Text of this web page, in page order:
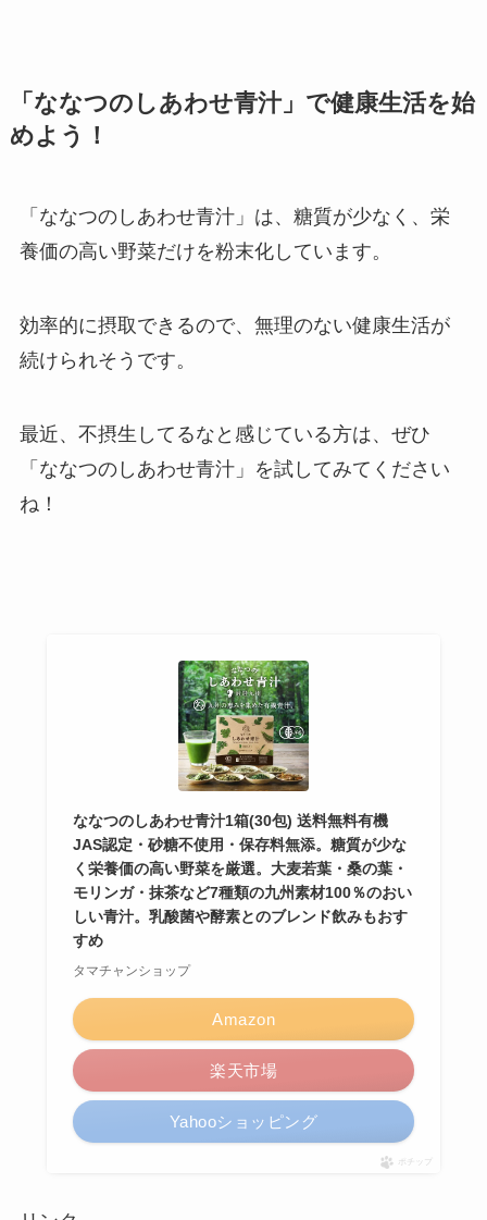
「ななつのしあわせ青汁」で健康生活を始
めよう！
「ななつのしあわせ青汁」は、糖質が少なく、栄
養価の高い野菜だけを粉末化しています。
効率的に摂取できるので、無理のない健康生活が
続けられそうです。
最近、不摂生してるなと感じている方は、ぜひ
「ななつのしあわせ青汁」を試してみてください
ね！
ななつのしあわせ青汁1箱(30包) 送料無料有機
JAS認定・砂糖不使用・保存料無添。糖質が少な
く栄養価の高い野菜を厳選。大麦若葉・桑の葉・
モリンガ・抹茶など7種類の九州素材100％のおい
しい青汁。乳酸菌や酵素とのブレンド飲みもおす
すめ
タマチャンショップ
Amazon
楽天市場
Yahooショッピング
ポチップ